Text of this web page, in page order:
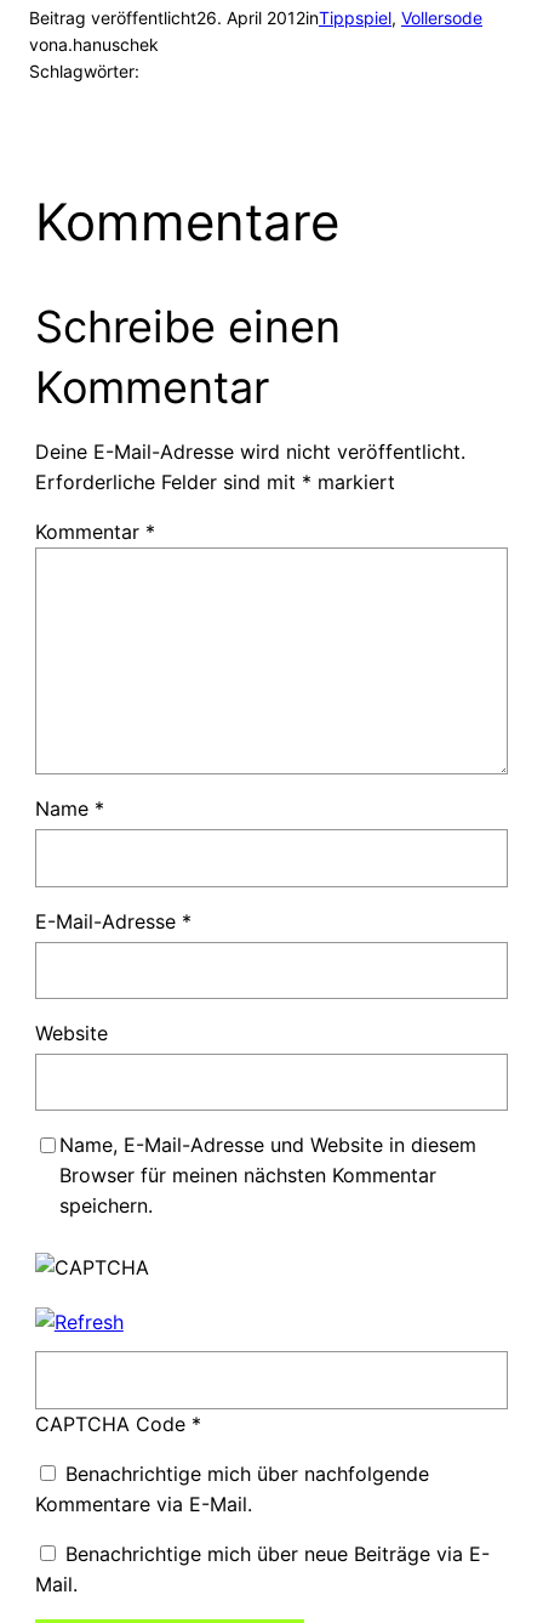
Beitrag veröffentlicht26. April 2012inTippspiel, Vollersode
vona.hanuschek
Schlagwörter:
Kommentare
Schreibe einen
Kommentar
Deine E-Mail-Adresse wird nicht veröffentlicht.
Erforderliche Felder sind mit * markiert
Kommentar *
Name *
E-Mail-Adresse *
Website
Name, E-Mail-Adresse und Website in diesem
Browser für meinen nächsten Kommentar
speichern.
CAPTCHA Code*
Benachrichtige mich über nachfolgende
Kommentare via E-Mail.
Benachrichtige mich über neue Beiträge via E-
Mail.